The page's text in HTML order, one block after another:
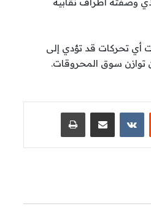
أي تحركات قد تؤدي إلى
توازن سوق المحروقات.